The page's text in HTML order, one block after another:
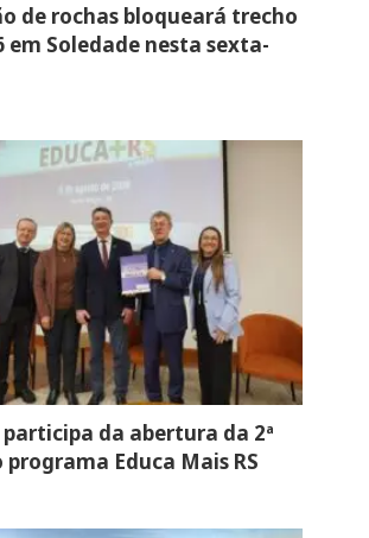
de rochas bloqueará trecho
em Soledade nesta sexta-
da abertura da 2ª
programa Educa Mais RS